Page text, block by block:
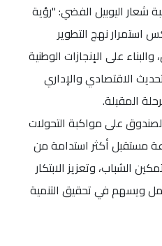
شعار اليوبيل الفضي: "رؤية
استمرار نهج التطوير
على الإنجازات الوطنية
الاقتصادي والإداري
المقبلة.
على مواكبة التحولات
مستقبل أكثر استدامة من
الشباب، وتعزيز الابتكار
ويسهم في تحقيق التنمية